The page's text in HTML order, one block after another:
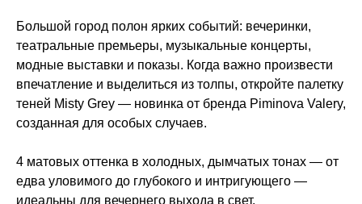
Большой город полон ярких событий: вечеринки,
театральные премьеры, музыкальные концерты,
модные выставки и показы. Когда важно произвести
впечатление и выделиться из толпы, откройте палетку
теней Misty Grey — новинка от бренда Piminova Valery,
созданная для особых случаев.
4 матовых оттенка в холодных, дымчатых тонах — от
едва уловимого до глубокого и интригующего —
идеальны для вечернего выхода в свет.